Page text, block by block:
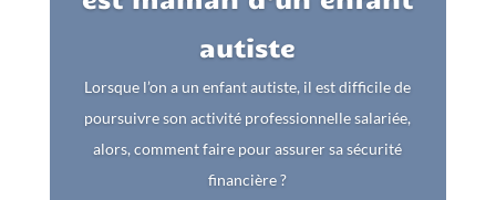
autiste
Lorsque l’on a un enfant autiste, il est difficile de
poursuivre son activité professionnelle salariée,
alors, comment faire pour assurer sa sécurité
financière ?